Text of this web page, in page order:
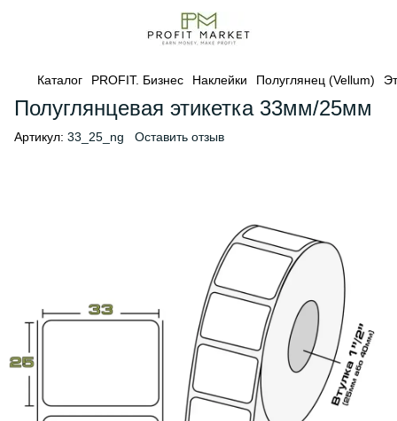
Каталог PROFIT. Бизнес Наклейки Полуглянец (Vellum)
Полуглянцевая этикетка 33мм/25мм
Артикул: 33_25_ng Оставить отзыв